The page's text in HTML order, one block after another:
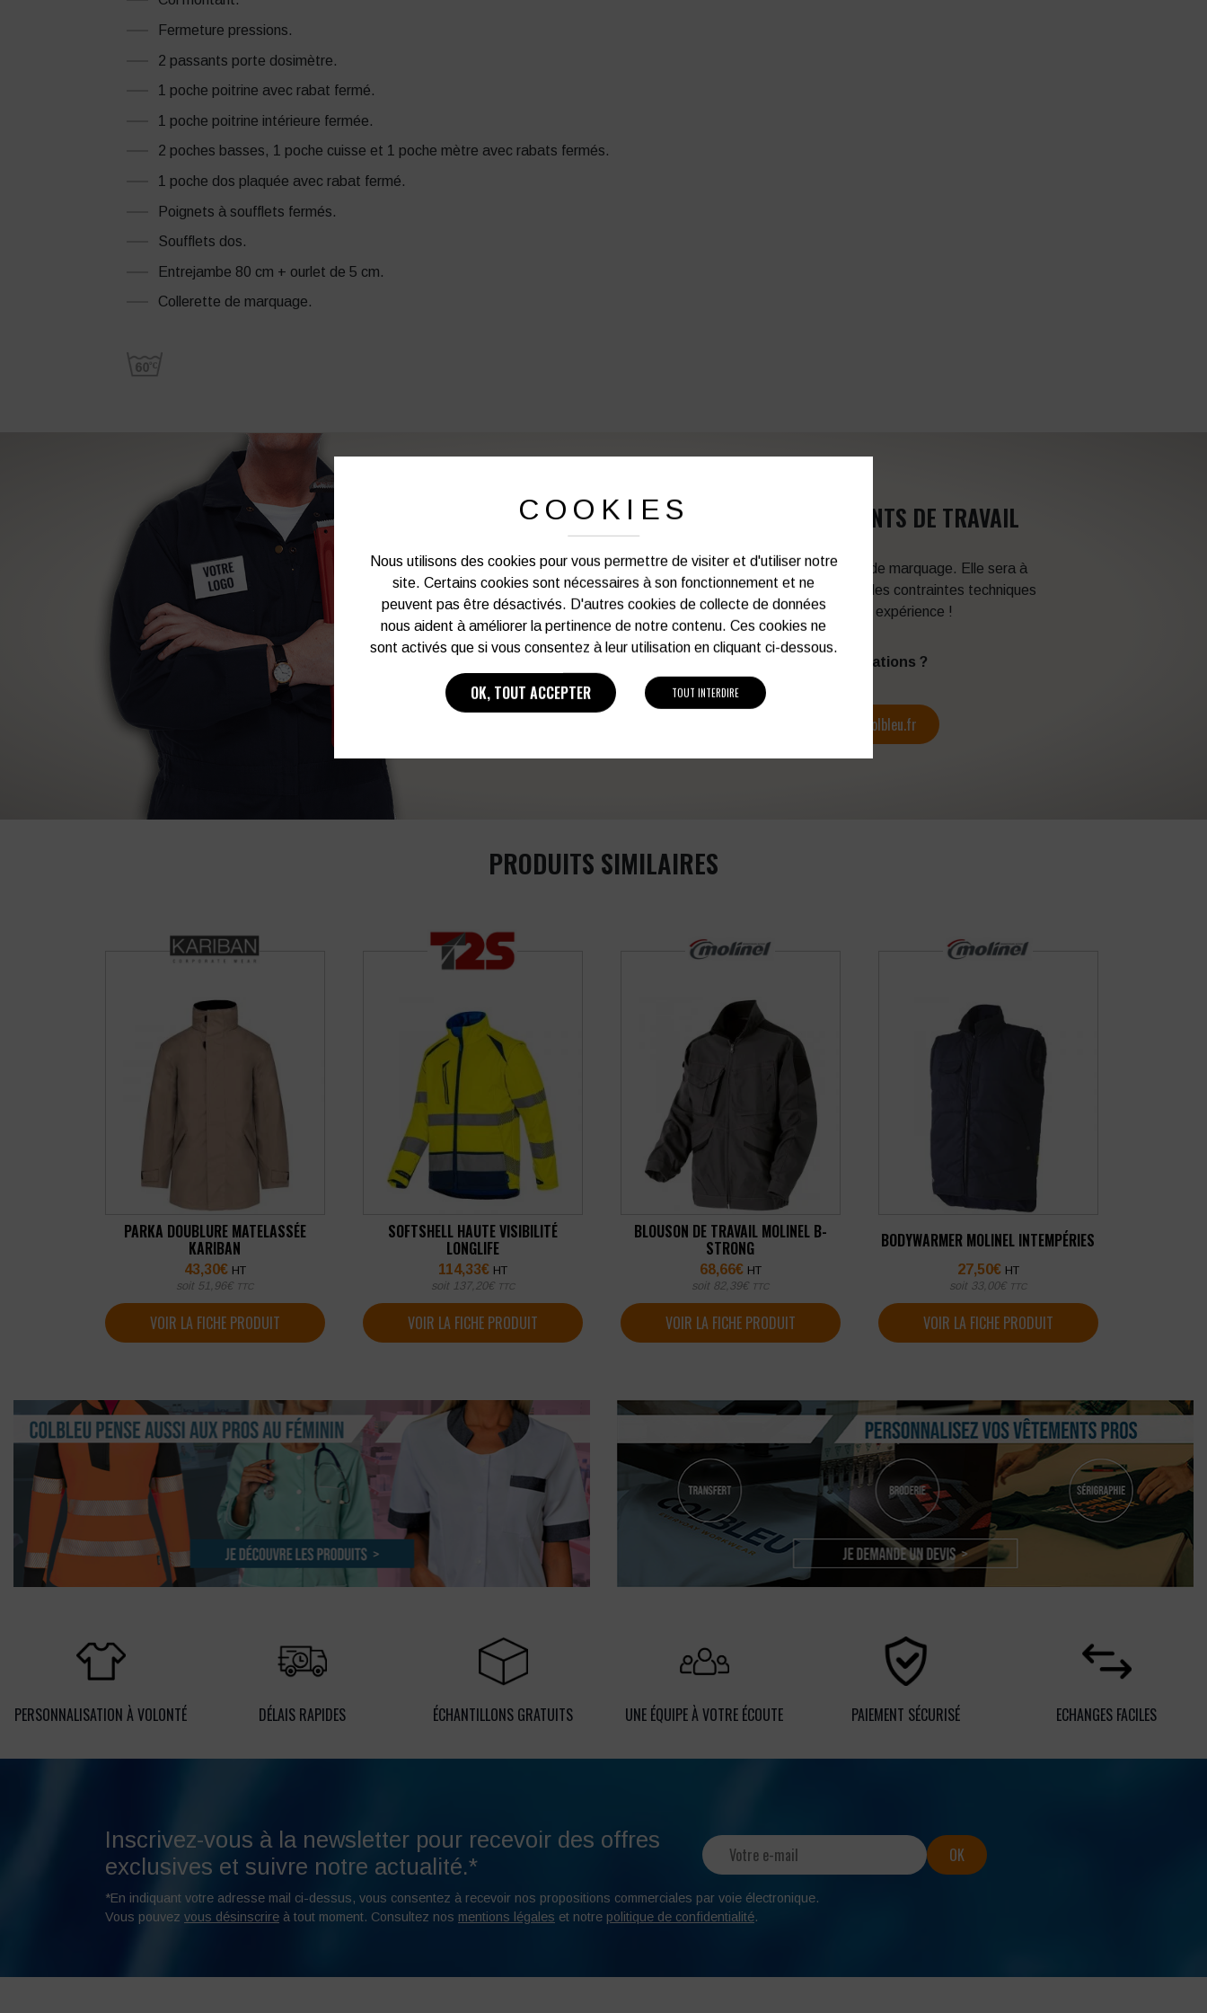
Fermeture pressions.
2 passants porte dosimètre.
1 poche poitrine avec rabat fermé.
1 poche poitrine intérieure fermée.
2 poches basses, 1 poche cuisse et 1 poche mètre avec rabats fermés.
1 poche dos plaquée avec rabat fermé.
Poignets à soufflets fermés.
Soufflets dos.
Entrejambe 80 cm + ourlet de 5 cm.
Collerette de marquage.
PERSONNALISATION DE VOS VÊTEMENTS DE TRAVAIL
Notre graphiste connait les produits et les techniques de marquage. Elle sera à
votre service afin d’optimiser votre support en fonction des contraintes techniques
et de vos besoins d’image. Profitez de son expérience !
Vous souhaitez avoir plus d’informations ?
contact@colbleu.fr
PRODUITS SIMILAIRES
PARKA DOUBLURE MATELASSÉE
KARIBAN
43,30€ HT
soit 51,96€ TTC
VOIR LA FICHE PRODUIT
SOFTSHELL HAUTE VISIBILITÉ
LONGLIFE
114,33€ HT
soit 137,20€ TTC
VOIR LA FICHE PRODUIT
BLOUSON DE TRAVAIL MOLINEL B-
STRONG
68,66€ HT
soit 82,39€ TTC
VOIR LA FICHE PRODUIT
BODYWARMER MOLINEL INTEMPÉRIES
27,50€ HT
soit 33,00€ TTC
VOIR LA FICHE PRODUIT
PERSONNALISATION À VOLONTÉ DÉLAIS RAPIDES ÉCHANTILLONS GRATUITS UNE ÉQUIPE À VOTRE ÉCOUTE PAIEMENT SÉCURISÉ ECHANGES FACILES
Inscrivez-vous à la newsletter pour recevoir des offres
exclusives et suivre notre actualité.*
*En indiquant votre adresse mail ci-dessus, vous consentez à recevoir nos propositions commerciales par voie électronique.
Vous pouvez vous désinscrire à tout moment. Consultez nos mentions légales et notre politique de confidentialité.
COOKIES
Nous utilisons des cookies pour vous permettre de visiter et d'utiliser notre
site. Certains cookies sont nécessaires à son fonctionnement et ne
peuvent pas être désactivés. D'autres cookies de collecte de données
nous aident à améliorer la pertinence de notre contenu. Ces cookies ne
sont activés que si vous consentez à leur utilisation en cliquant ci-dessous.
OK, TOUT ACCEPTER TOUT INTERDIRE